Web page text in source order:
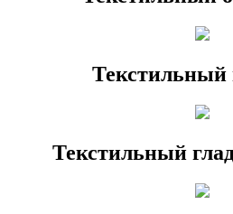
Текстильный
Текстильный